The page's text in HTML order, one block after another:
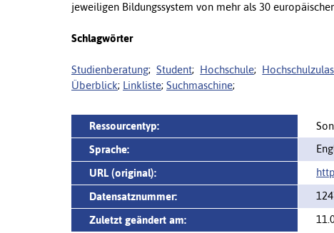
jeweiligen Bildungssystem von mehr als 30
Schlagwörter
Studienberatung;Student; Hochschule;
Überblick; Linkliste; Suchmaschine;
Ressourcentyp:
Sprache:
URL (original):
Datensatznummer:
Zuletzt geändert am: